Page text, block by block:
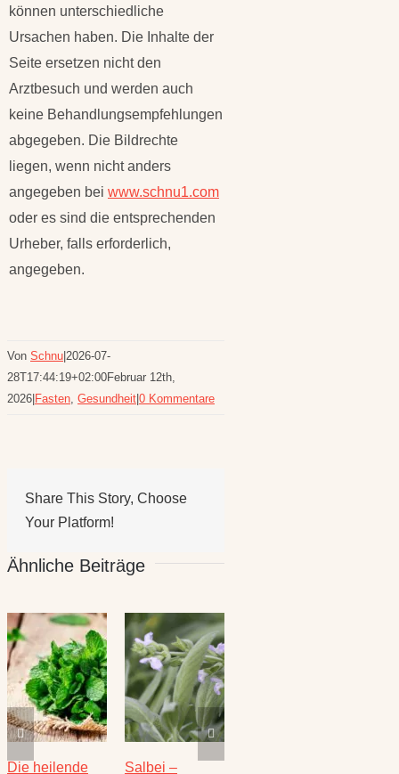
können unterschiedliche
Ursachen haben. Die Inhalte der
Seite ersetzen nicht den
Arztbesuch und werden auch
keine Behandlungsempfehlungen
abgegeben. Die Bildrechte
liegen, wenn nicht anders
angegeben bei www.schnu1.com
oder es sind die entsprechenden
Urheber, falls erforderlich,
angegeben.
Von Schnu|2026-07-
28T17:44:19+02:00Februar 12th,
2026|Fasten Gesundheit|0 Kommentare
Share This Story, Choose
Your Platform!
Ähnliche Beiträge
Die heilende Salbei –